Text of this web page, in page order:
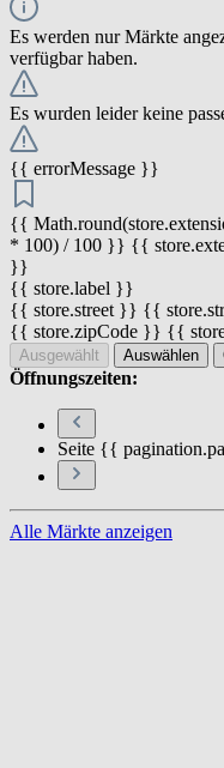
Es werden nur Märkte
verfügbar haben.
Es wurden leider keine
{{ errorMessage }}
{{
* 100) / 100 }} {{
}}
{{ store.label }}
{{ store.street }} {{
{{ store.zipCode }} {{
Ausgewählt Auswählen
Öffnungszeiten:
Seite {{
Alle Märkte anzeigen